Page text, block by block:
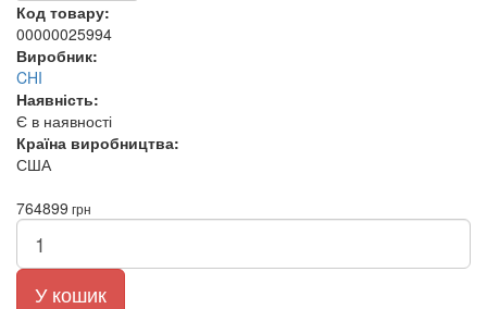
Код товару:
00000025994
Виробник:
CHI
Наявність:
Є в наявності
Країна виробництва:
США
764899 грн
У кошик